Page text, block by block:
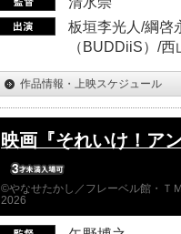
板垣李光人/綱啓
（BUDDiiS）/
作品情報・上映スケジュール
映画『それいけ！ア
©やなせたかし／フレーベル館・Ｔ
2026